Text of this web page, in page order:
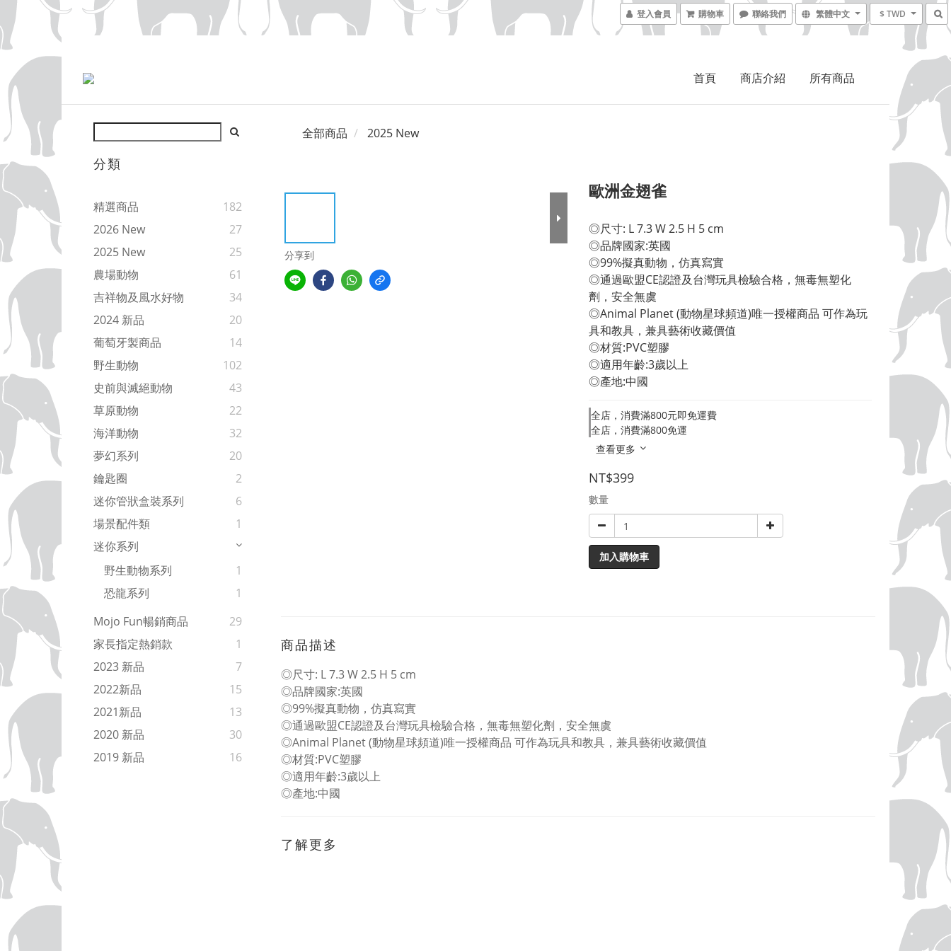
登入會員 購物車 聯絡我們 繁體中文 $ TWD
首頁 商店介紹 所有商品
分類
精選商品
182
2026 New
27
2025 New
25
農場動物
61
吉祥物及風水好物
34
2024 新品
20
葡萄牙製商品
14
野生動物
102
史前與滅絕動物
43
草原動物
22
海洋動物
32
夢幻系列
20
鑰匙圈
2
迷你管狀盒裝系列
6
場景配件類
1
迷你系列
野生動物系列
1
恐龍系列
1
Mojo Fun暢銷商品
29
家長指定熱銷款
1
2023 新品
7
2022新品
15
2021新品
13
2020 新品
30
2019 新品
16
全部商品 2025 New
分享到
歐洲金翅雀
◎尺寸: L 7.3 W 2.5 H 5 cm
◎品牌國家:英國
◎99%擬真動物，仿真寫實
◎通過歐盟CE認證及台灣玩具檢驗合格，無毒無塑化
劑，安全無虞
◎Animal Planet (動物星球頻道)唯一授權商品 可作為玩
具和教具，兼具藝術收藏價值
◎材質:PVC塑膠
◎適用年齡:3歲以上
◎產地:中國
全店，消費滿800元即免運費
全店，消費滿800免運
查看更多
NT$399
數量
加入購物車
商品描述
◎尺寸: L 7.3 W 2.5 H 5 cm
◎品牌國家:英國
◎99%擬真動物，仿真寫實
◎通過歐盟CE認證及台灣玩具檢驗合格，無毒無塑化劑，安全無虞
◎Animal Planet (動物星球頻道)唯一授權商品 可作為玩具和教具，兼具藝術收藏價值
◎材質:PVC塑膠
◎適用年齡:3歲以上
◎產地:中國
了解更多